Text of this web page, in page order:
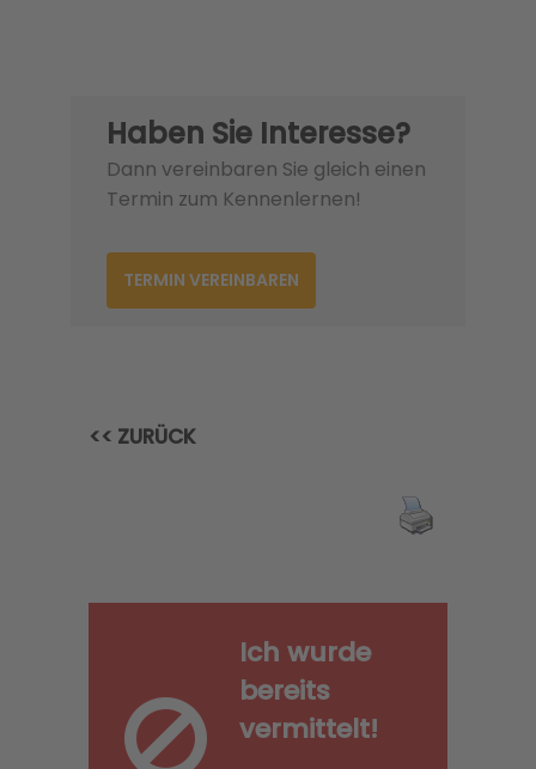
Haben Sie Interesse?
Dann vereinbaren Sie gleich einen
Termin zum Kennenlernen!
TERMIN VEREINBAREN
<< ZURÜCK
Ich wurde
bereits
vermittelt!